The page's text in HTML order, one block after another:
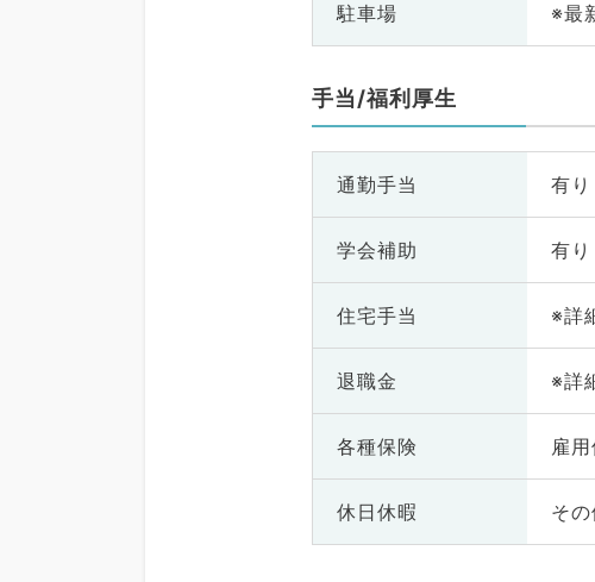
駐車場 ※最
手当/福利厚生
通勤手当 有り
学会補助 有り
住宅手当 ※詳
退職金 ※詳
各種保険 雇
休日休暇 そ